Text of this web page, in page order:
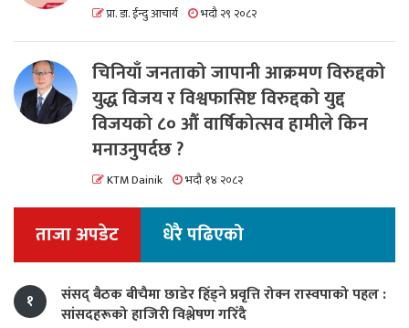
प्रा. डा. ईन्दु आचार्य भदौ २९ २०८२
चिनियाँ जनताको जापानी आक्रमण विरुद्दको
युद्ध विजय र विश्वफासिष्ट विरुद्दको युद्द
विजयको ८० औं वार्षिकोत्सव हामीले किन
मनाउनुपर्दछ ?
KTM Dainik भदौ १४ २०८२
ताजा अपडेट धेरै पढिएको
१
संसद् बैठक बीचैमा छाडेर हिँड्ने प्रवृत्ति रोक्न रास्वपाको पहल :
सांसदहरूको हाजिरी विश्लेषण गरिँदै